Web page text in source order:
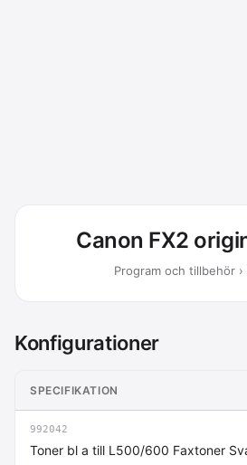
Canon FX2
Program och tillbehör ›
Konfigurationer
SPECIFIKATION
992042
Toner bl a till L500/600 Faxtoner